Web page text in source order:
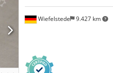
Wiefelstede 9.427 km